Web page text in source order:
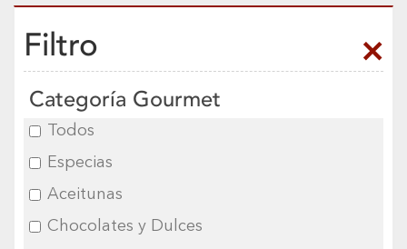
Filtro
Categoría Gourmet
Todos
Especias
Aceitunas
Chocolates y Dulces